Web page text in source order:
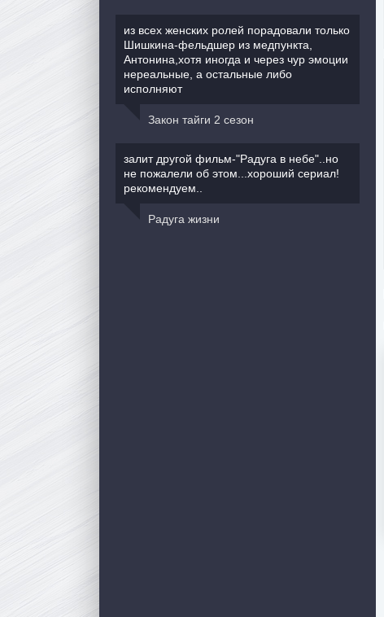
из всех женских ролей порадовали только
Шишкина-фельдшер из медпункта,
Антонина,хотя иногда и через чур эмоции
нереальные, а остальные либо
исполняют
Закон тайги 2 сезон
залит другой фильм-"Радуга в небе"..но
не пожалели об этом...хороший сериал!
рекомендуем..
Радуга жизни